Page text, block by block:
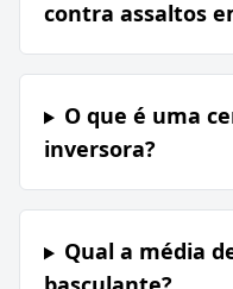
contra assaltos
O que é uma
inversora?
Qual a média